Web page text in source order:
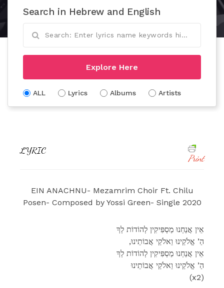
Search in Hebrew and English
Explore Here
ALL Lyrics Albums Artists
LYRIC
Print
EIN ANACHNU- Mezamrim Choir Ft. Chilu
Posen- Composed by Yossi Green- Single 2020
אֵין אֲנַחְנוּ מַסְפִּיקִין לְהוֹדוֹת לְךָ
,הַ’ אֱלֹקֵינוּ וֵאלֹקֵי אֲבוֹתֵינוּ
אֵין אֲנַחְנוּ מַסְפִּיקִין לְהוֹדוֹת לְךָ
הַ’ אֱלֹקֵינוּ וֵאלֹקֵי אֲבוֹתֵינוּ
(x2)